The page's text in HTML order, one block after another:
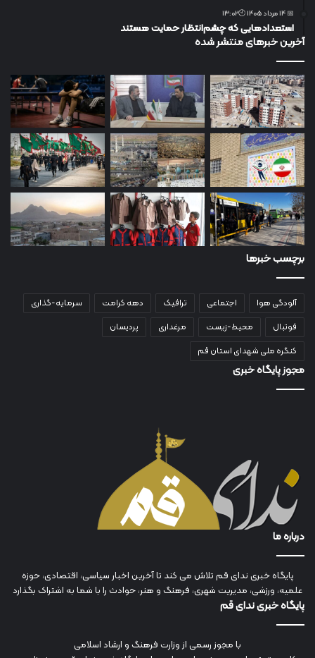
📅 14 مرداد 1405 🕙13:02
استعدادهایی که چشم‌انتظار حمایت هستند
آخرین خبرهای منتشر شده
برچسب خبرها
آلودگی هوا اجتماعی ترافیک دهه کرامت
سرمایه-گذاری
فوتبال
محیط-زیست مرغداری
پردیسان
کنگره ملی شهدای استان قم
مجوز پایگاه خبری
درباره ما
پایگاه خبری ندای قم تلاش می کند تا آخرین اخبار سیاسی، اقتصادی، حوزه
علمیه، ورزشی، مدیریت شهری، فرهنگ و هنر، حوادث را با شما به اشتراک بگذارد
پایگاه خبری ندای قم
با مجوز رسمی از وزارت فرهنگ و ارشاد اسلامی